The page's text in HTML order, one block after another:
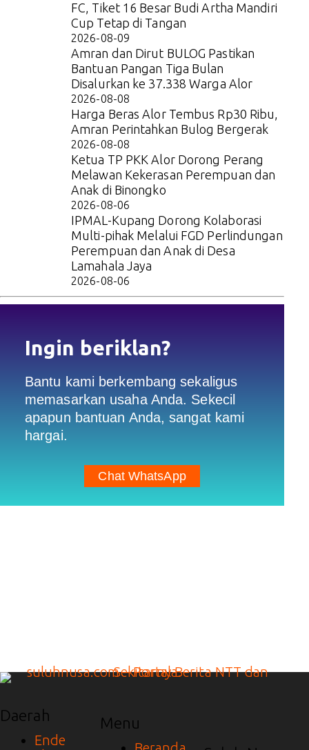
FC, Tiket 16 Besar Budi Artha Mandiri
Cup Tetap di Tangan
2026-08-09
Amran dan Dirut BULOG Pastikan
Bantuan Pangan Tiga Bulan
Disalurkan ke 37.338 Warga Alor
2026-08-08
Harga Beras Alor Tembus Rp30 Ribu,
Amran Perintahkan Bulog Bergerak
2026-08-08
Ketua TP PKK Alor Dorong Perang
Melawan Kekerasan Perempuan dan
Anak di Binongko
2026-08-06
IPMAL-Kupang Dorong Kolaborasi
Multi-pihak Melalui FGD Perlindungan
Perempuan dan Anak di Desa
Lamahala Jaya
2026-08-06
Ingin beriklan?
Bantu kami berkembang sekaligus
memasarkan usaha Anda. Sekecil
apapun bantuan Anda, sangat kami
hargai.
Chat WhatsApp
Daerah
Ende
Menu